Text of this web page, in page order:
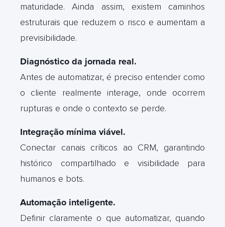
maturidade. Ainda assim, existem caminhos
estruturais que reduzem o risco e aumentam a
previsibilidade.
Diagnóstico da jornada real.
Antes de automatizar, é preciso entender como
o cliente realmente interage, onde ocorrem
rupturas e onde o contexto se perde.
Integração mínima viável.
Conectar canais críticos ao CRM, garantindo
histórico compartilhado e visibilidade para
humanos e bots.
Automação inteligente.
Definir claramente o que automatizar, quando